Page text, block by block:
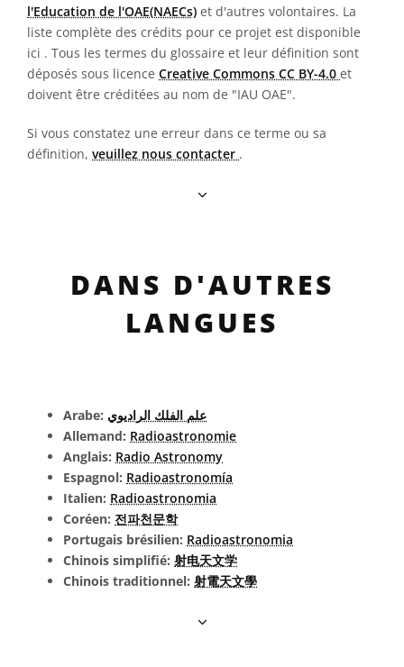
l'Education de l'OAE(NAECs) et d'autres volontaires. La
liste complète des crédits pour ce projet est disponible
ici . Tous les termes du glossaire et leur définition sont
déposés sous licence Creative Commons CC BY-4.0 et
doivent être créditées au nom de "IAU OAE".
Si vous constatez une erreur dans ce terme ou sa
définition, veuillez nous contacter .
DANS D'AUTRES
LANGUES
Arabe: علم الفلك الراديوي
Allemand: Radioastronomie
Anglais: Radio Astronomy
Espagnol: Radioastronomía
Italien: Radioastronomia
Coréen: 전파천문학
Portugais brésilien: Radioastronomia
Chinois simplifié: 射电天文学
Chinois traditionnel: 射電天文學